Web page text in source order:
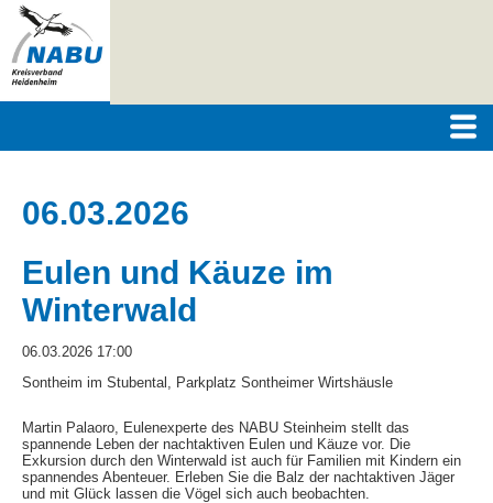
06.03.2026
Eulen und Käuze im
Winterwald
06.03.2026 17:00
Sontheim im Stubental, Parkplatz Sontheimer Wirtshäusle
Martin Palaoro, Eulenexperte des NABU Steinheim stellt das
spannende Leben der nachtaktiven Eulen und Käuze vor. Die
Exkursion durch den Winterwald ist auch für Familien mit Kindern ein
spannendes Abenteuer. Erleben Sie die Balz der nachtaktiven Jäger
und mit Glück lassen die Vögel sich auch beobachten.